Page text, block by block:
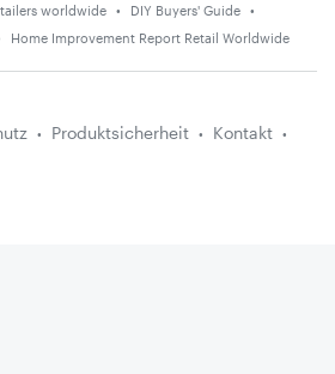
worldwide
DIY Buyers' Guide
Home Improvement Report Retail Worldwide
Produktsicherheit
Kontakt